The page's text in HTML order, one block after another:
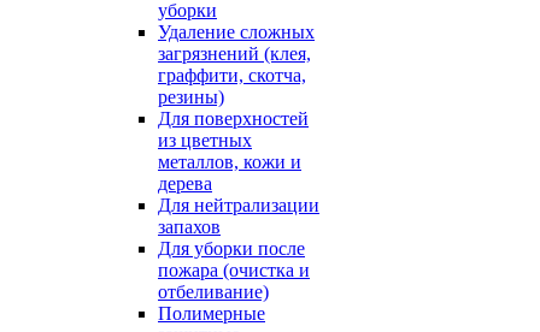
уборки
Удаление сложных
загрязнений (клея,
граффити, скотча,
резины)
Для поверхностей
из цветных
металлов, кожи и
дерева
Для нейтрализации
запахов
Для уборки после
пожара (очистка и
отбеливание)
Полимерные